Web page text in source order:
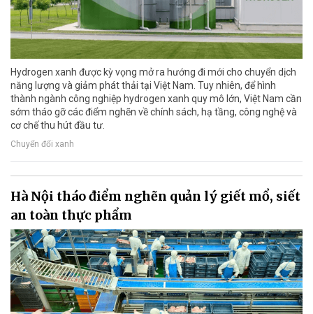
Hydrogen xanh được kỳ vọng mở ra hướng đi mới cho chuyển dịch
năng lượng và giảm phát thải tại Việt Nam. Tuy nhiên, để hình
thành ngành công nghiệp hydrogen xanh quy mô lớn, Việt Nam cần
sớm tháo gỡ các điểm nghẽn về chính sách, hạ tầng, công nghệ và
cơ chế thu hút đầu tư.
Chuyển đổi xanh
Hà Nội tháo điểm nghẽn quản lý giết mổ, siết
an toàn thực phẩm